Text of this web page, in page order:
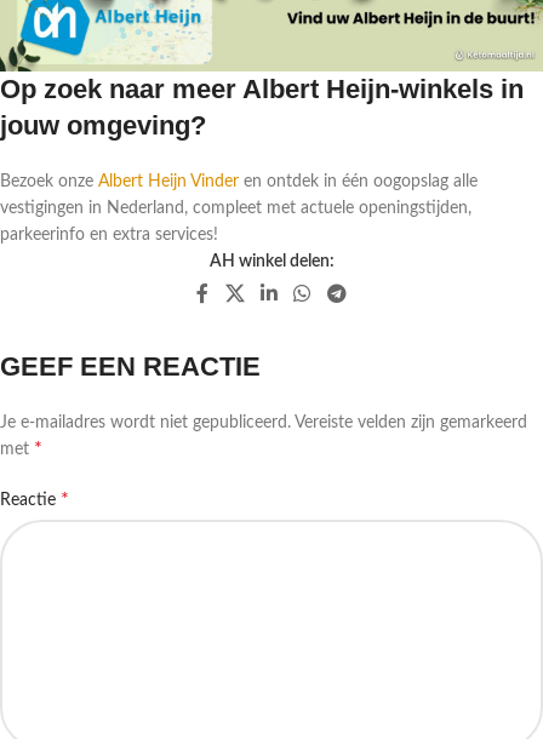
Op zoek naar meer Albert Heijn-winkels in
jouw omgeving?
Bezoek onze Albert Heijn Vinder en ontdek in één oogopslag alle
vestigingen in Nederland, compleet met actuele openingstijden,
parkeerinfo en extra services!
AH winkel delen:
GEEF EEN REACTIE
Je e-mailadres wordt niet gepubliceerd. Vereiste velden zijn gemarkeerd
met *
Reactie *